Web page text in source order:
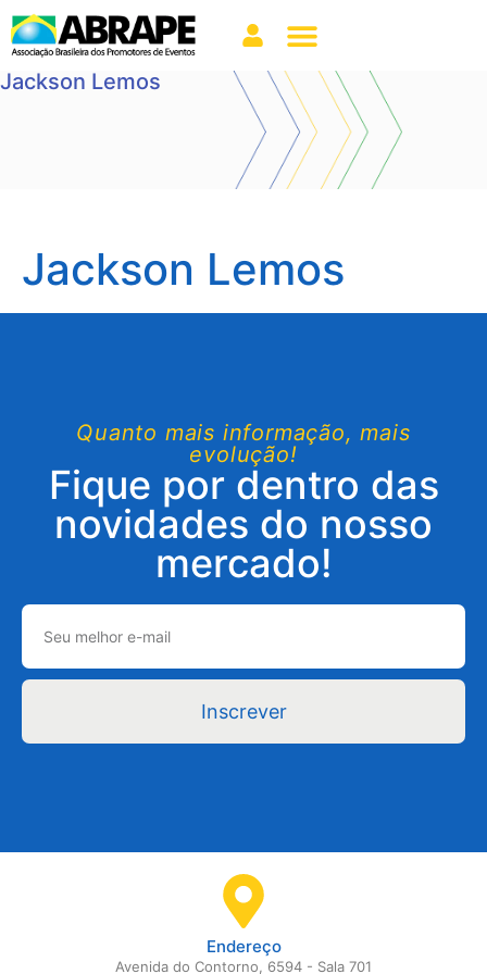
Jackson Lemos
Jackson Lemos
Quanto mais informação, mais
evolução!
Fique por dentro das
novidades do nosso
mercado!
Inscrever
Endereço
Avenida do Contorno, 6594 - Sala 701